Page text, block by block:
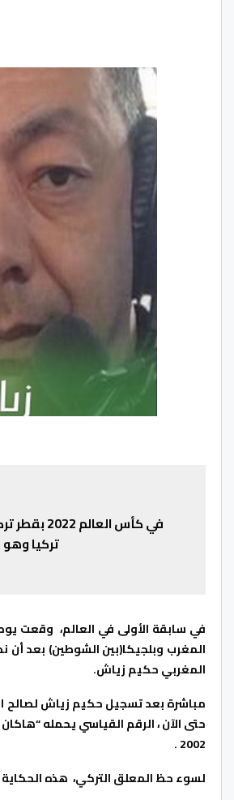
في كأس العالم 2022 بقطر تركيا تطرد معلق رياضي في منتصف مباراة المغرب وبلجيكا
تركيا
المغرب وبلجيكا(بين الشوطين) بعد
المغربي حكيم زياش.
مباشرة بعد تسجيل حكيم زياش لصالح
2002 .
لسوء حظ المعلق التركي، هذه الحكاية